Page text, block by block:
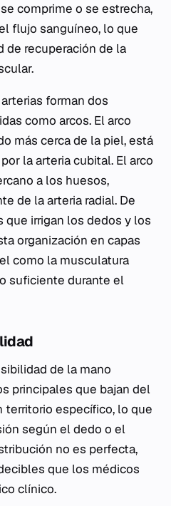
comprime o se estrecha,
flujo sanguíneo, lo que
de recuperación de la
forman dos
como arcos. El arco
más cerca de la piel, está
la arteria cubital. El arco
a los huesos,
de la arteria radial. De
que irrigan los dedos y los
organización en capas
como la musculatura
suficiente durante el
de la mano
principales que bajan del
territorio específico, lo que
según el dedo o el
no es perfecta,
que los médicos
clínico.